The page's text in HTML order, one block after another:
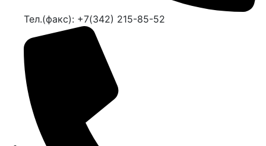
Тел.(факс): +7(342) 215-85-52